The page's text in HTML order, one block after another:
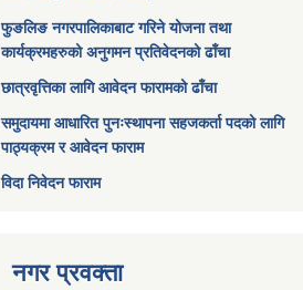
फुङलिङ नगरपालिकाबाट गरिने योजना तथा
कार्यक्रमहरुको अनुगमन प्रतिवेदनको ढाँचा
छात्रवृत्तिका लागि आवेदन फारामको ढाँचा
समुदायमा आधारित पुनःस्थापना सहजकर्ता पदको लागि
पाठ्यक्रम र आवेदन फाराम
विदा निवेदन फाराम
नगर प्रवक्ता